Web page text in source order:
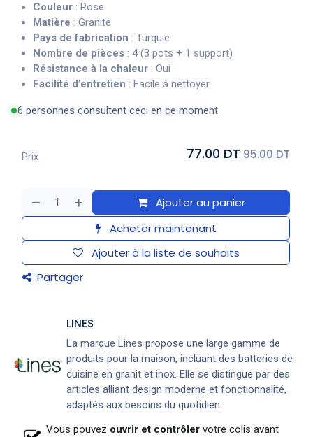
Couleur : Rose
Matière : Granite
Pays de fabrication : Turquie
Nombre de pièces : 4 (3 pots + 1 support)
Résistance à la chaleur : Oui
Facilité d’entretien : Facile à nettoyer
6 personnes consultent ceci en ce moment
Ajouter au panier
Acheter maintenant
Ajouter à la liste de souhaits
Partager
Prix 77.00 DT 95.00 DT
LINES
La marque Lines propose une large gamme de
produits pour la maison, incluant des batteries de
cuisine en granit et inox. Elle se distingue par des
articles alliant design moderne et fonctionnalité,
adaptés aux besoins du quotidien
Vous pouvez ouvrir et contrôler votre colis avant